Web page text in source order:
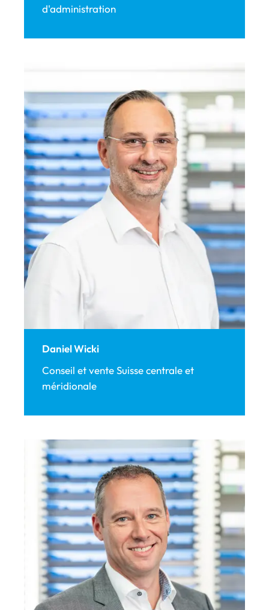
d'administration
Daniel Wicki
Conseil et vente Suisse centrale et
méridionale